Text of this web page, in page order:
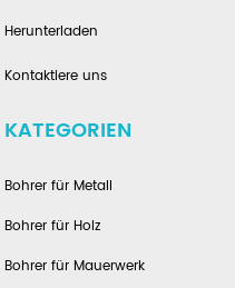
Herunterladen
Kontaktiere uns
KATEGORIEN
Bohrer für Metall
Bohrer für Holz
Bohrer für Mauerwerk